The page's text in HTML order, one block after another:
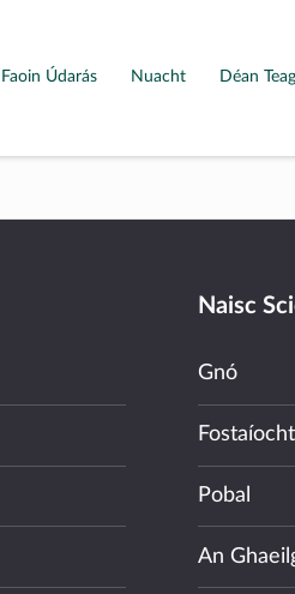
Faoin Údarás Nuacht Déan
Naisc
Gnó
Pobal
An